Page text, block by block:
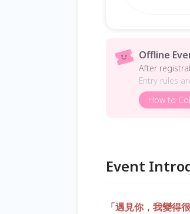
Offline
After
Entry rules
How to
Event
「遇見你，我變得